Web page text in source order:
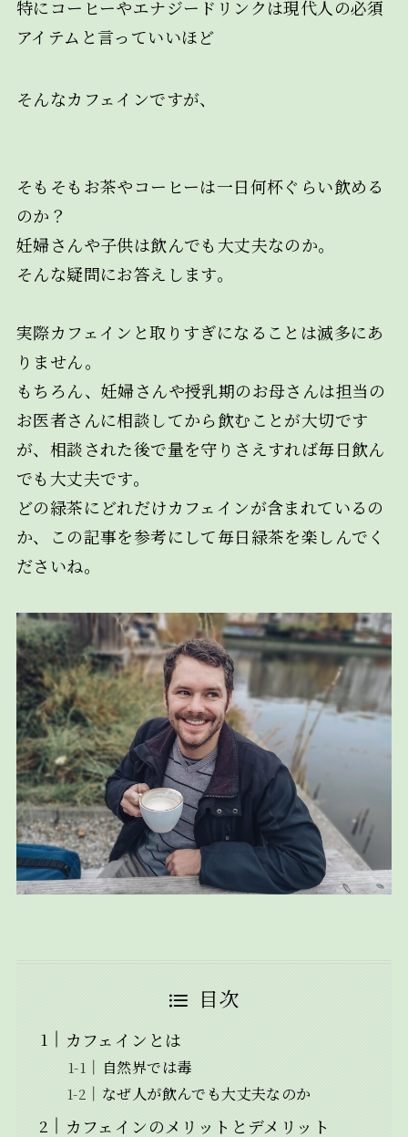
特にコーヒーやエナジードリンクは現代人の必須
アイテムと言っていいほど
そんなカフェインですが、
そもそもお茶やコーヒーは一日何杯ぐらい飲める
のか？
妊婦さんや子供は飲んでも大丈夫なのか。
そんな疑問にお答えします。
実際カフェインと取りすぎになることは滅多にあ
りません。
もちろん、妊婦さんや授乳期のお母さんは担当の
お医者さんに相談してから飲むことが大切です
が、相談された後で量を守りさえすれば毎日飲ん
でも大丈夫です。
どの緑茶にどれだけカフェインが含まれているの
か、この記事を参考にして毎日緑茶を楽しんでく
ださいね。
目次
カフェインとは
自然界では毒
なぜ人が飲んでも大丈夫なのか
カフェインのメリットとデメリット